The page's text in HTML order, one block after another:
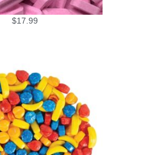
$17.99